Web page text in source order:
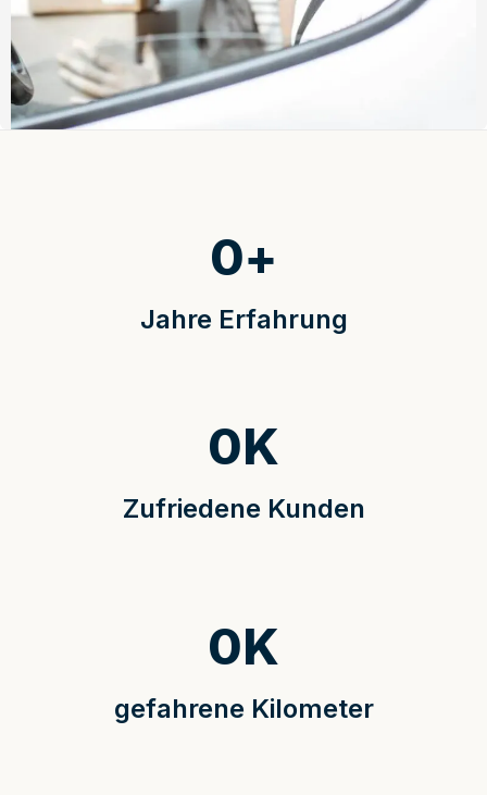
Jahre Erfahrung
0+
Zufriedene Kunden
0K
gefahrene Kilometer
0K